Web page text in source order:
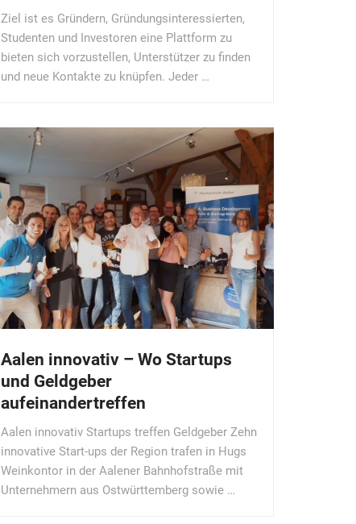
Ziel ist es Gründern, Gründungsinteressierten,
Studenten und Investoren eine Plattform zu
bieten sich vorzustellen, Unterstützer zu finden
und neue Kontakte zu knüpfen. Jeder …
Aalen innovativ – Wo Startups
und Geldgeber
aufeinandertreffen
Aalen innovativ Startups treffen Geldgeber Zehn
innovative Start-ups der Region trafen in Hugs
Weinkontor in der Aalener Bahnhofstraße mit
Unternehmern aus Ostwürttemberg sowie …